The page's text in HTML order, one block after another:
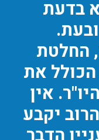
בדעת
החלטת
את
אין
יקבע